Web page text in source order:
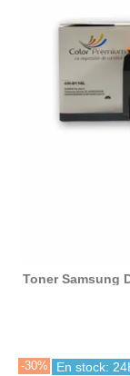
Toner Samsung
-30% En stock: